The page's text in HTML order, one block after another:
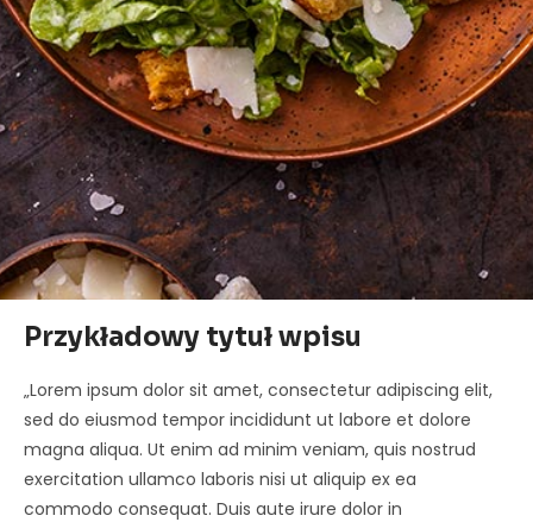
Przykładowy tytuł wpisu
„Lorem ipsum dolor sit amet, consectetur adipiscing elit,
sed do eiusmod tempor incididunt ut labore et dolore
magna aliqua. Ut enim ad minim veniam, quis nostrud
exercitation ullamco laboris nisi ut aliquip ex ea
commodo consequat. Duis aute irure dolor in